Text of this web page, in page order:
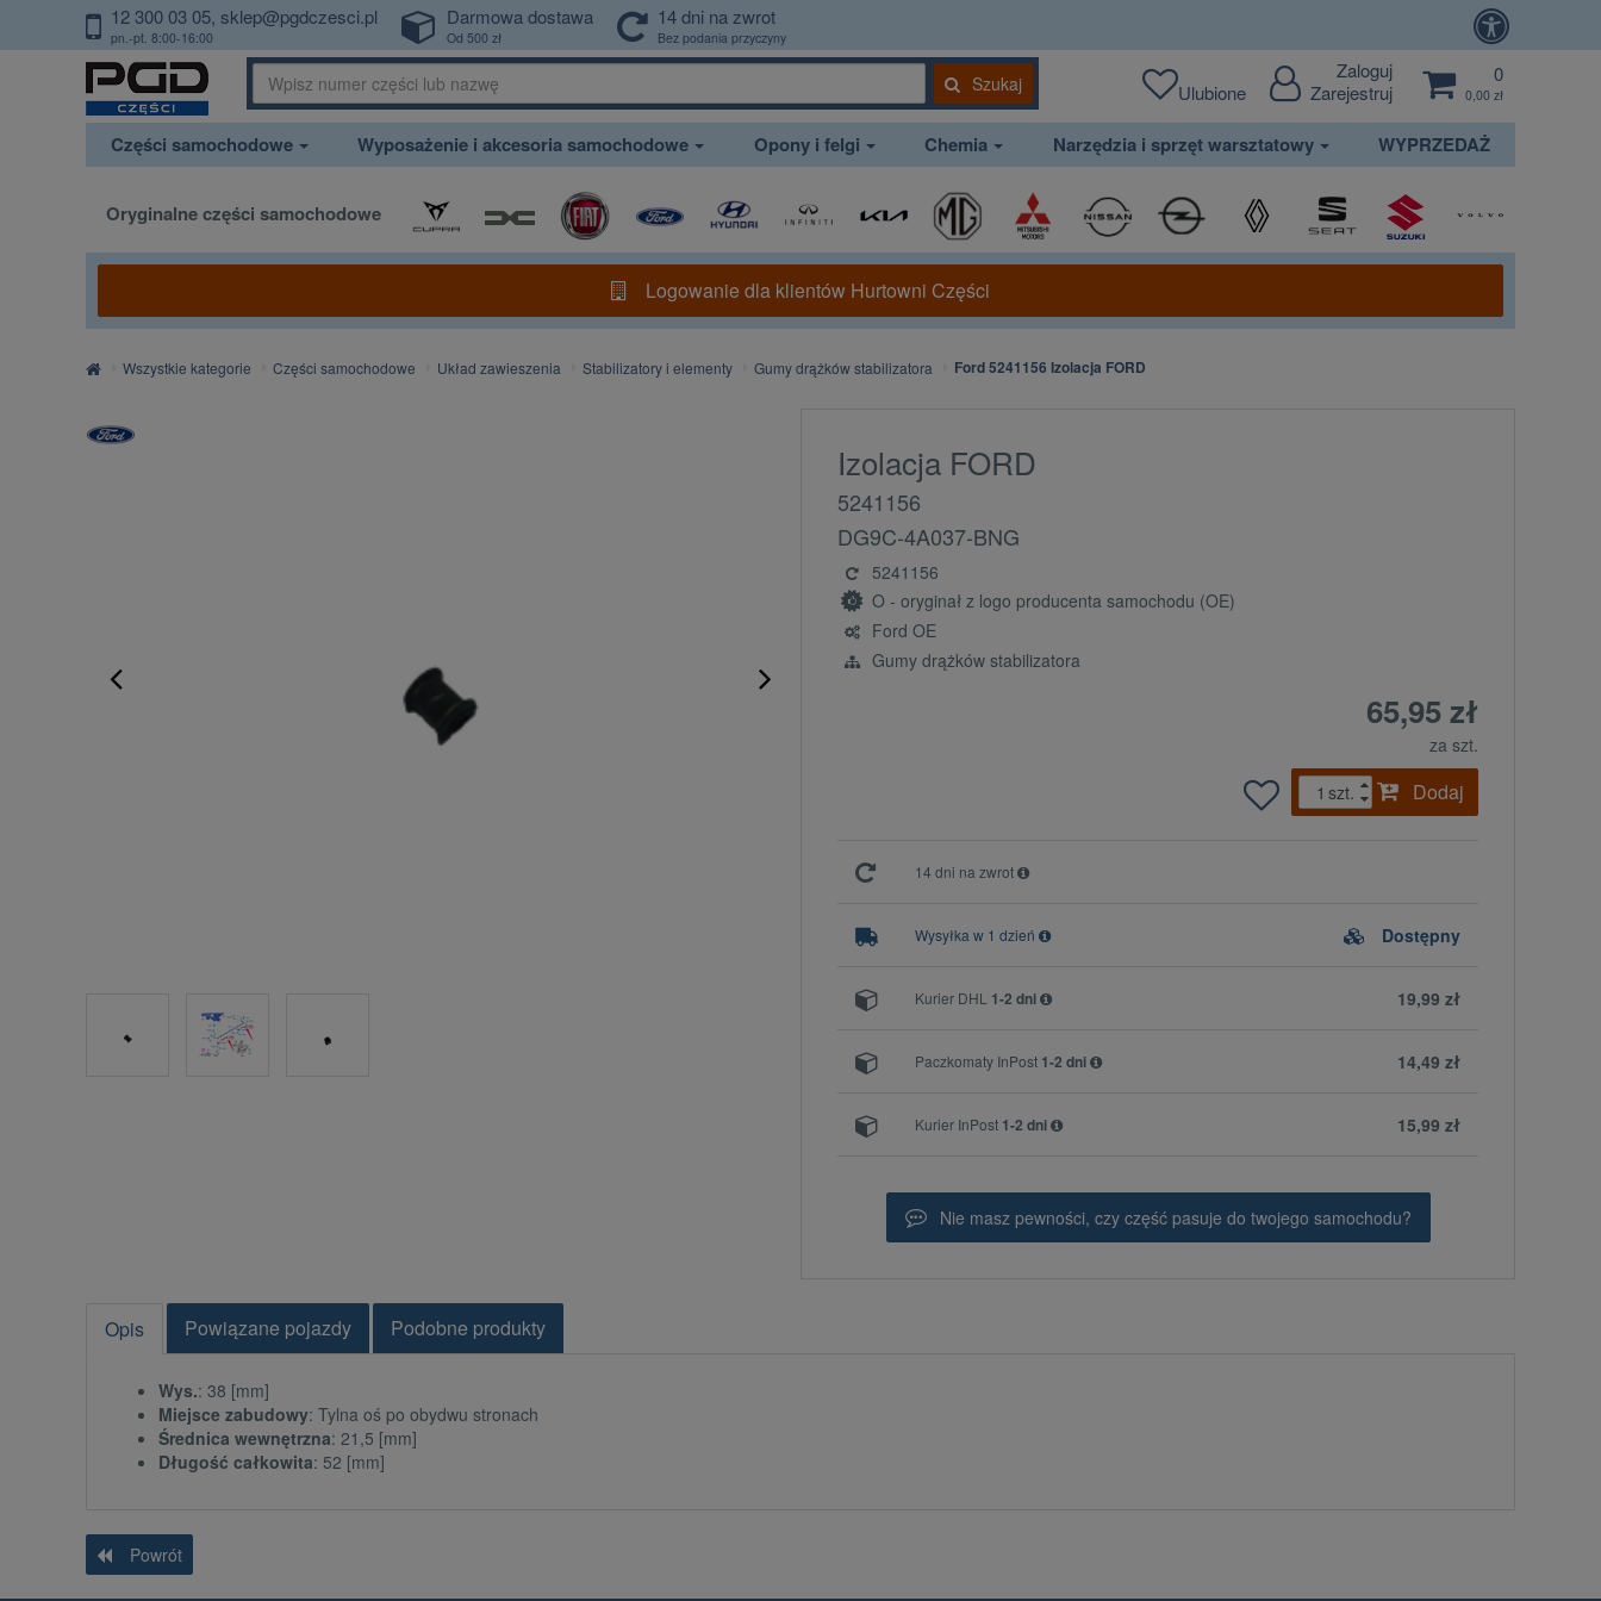
PrzejdzDoTresci
12 300 03 05 sklep@pgdczesci.pl
pn.-pt. 8:00-16:00
Darmowa dostawa
Od 500 zł
14 dni na zwrot
Bez podania przyczyny
Szukaj Ulubione
Zaloguj
Zarejestruj
0
0,00 zł
Części samochodowe Wyposażenie i akcesoria samochodowe Opony i felgi Chemia Narzędzia i sprzęt warsztatowy WYPRZEDAŻ
Oryginalne części samochodowe
Logowanie dla klientów Hurtowni Części
StronaWszystkie kategorie Części samochodowe Układ zawieszenia Stabilizatory i elementy Gumy drążków stabilizatora Ford 5241156 Izolacja FORD
Izolacja FORD
5241156
DG9C-4A037-BNG
5241156
O - oryginał z logo producenta samochodu (OE)
Ford OE
Gumy drążków stabilizatora
65,95 zł
za szt.
szt.
Dodaj
14 dni na zwrot
Dostępny
Wysyłka w 1 dzień
19,99 zł
Kurier DHL 1-2 dni
14,49 zł
Paczkomaty InPost 1-2 dni
15,99 zł
Kurier InPost 1-2 dni
Nie masz pewności, czy część pasuje do twojego samochodu?
Opis Powiązane pojazdy Podobne produkty
Wys.: 38 [mm]
Miejsce zabudowy: Tylna oś po obydwu stronach
Średnica wewnętrzna: 21,5 [mm]
Długość całkowita: 52 [mm]
Powrót